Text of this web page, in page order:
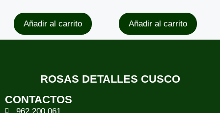
Añadir al carrito Añadir al carrito
ROSAS DETALLES CUSCO
CONTACTOS
962 200 061